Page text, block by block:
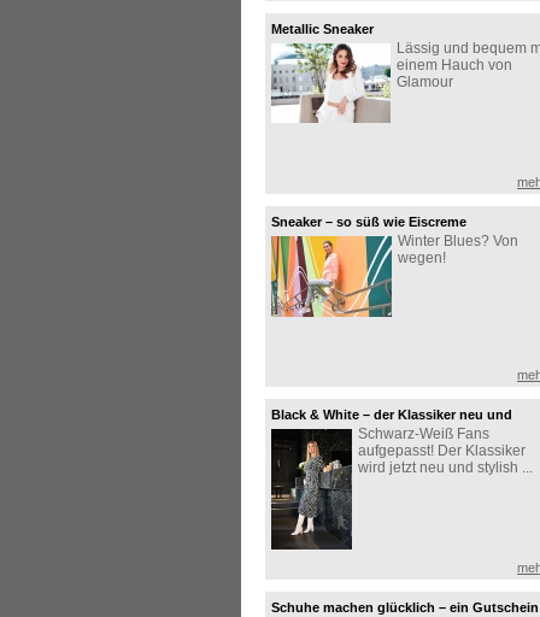
Metallic Sneaker
Lässig und bequem
einem Hauch von
Glamour
Sneaker – so süß wie Eiscreme
Winter Blues? Von
wegen!
Black & White – der Klassiker neu und
stilvoll interpretiertSchwarz-Weiß Fans
aufgepasst! Der Klassiker
wird jetzt neu und stylish ...
Schuhe machen glücklich – ein Gutschein